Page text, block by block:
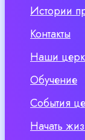
Истории
Контакты
Наши
Обучение
События
Начать